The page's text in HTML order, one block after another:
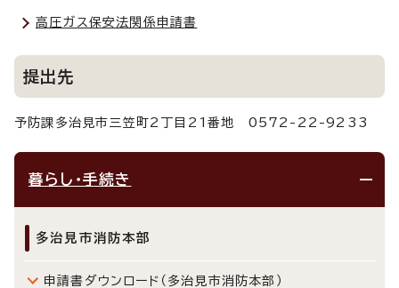
高圧ガス保安法関係申請書
提出先
予防課多治見市三笠町2丁目21番地 0572-22-9233
暮らし・手続き
多治見市消防本部
申請書ダウンロード（多治見市消防本部）